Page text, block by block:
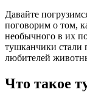
Давайте
поговорим о том,
необычного в их
тушканчики стали
любителей
Что такое